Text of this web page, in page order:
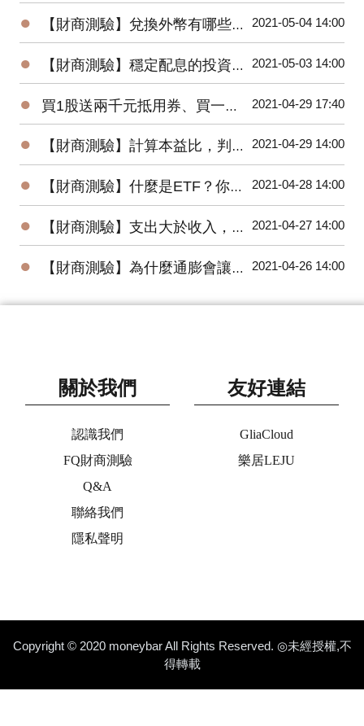
● 【財商測驗】兌換外幣有哪些管道？ 2021-05-04 14:00
● 【財商測驗】穩定配息的投資商品，有哪些選擇？ 2021-05-03 14:00
● 買1股送兩千元抵用券、買一張送超Q工具組，好想要股東會紀念品，怎樣才能得到？ 2021-04-29 17:40
● 【財商測驗】計算本益比，判斷股價是貴還是便宜？ 2021-04-29 14:00
● 【財商測驗】什麼是ETF？你知道ETF也可以用零股申購嗎？ 2021-04-28 14:00
● 【財商測驗】支出大於收入，會出現什麼情況？ 2021-04-27 14:00
● 【財商測驗】為什麼通膨會讓錢變薄？你了解通貨膨脹嗎？ 2021-04-26 14:00
關於我們
認識我們
FQ財商測驗
Q&A
聯絡我們
隱私聲明
友好連結
GliaCloud
樂居LEJU
Copyright © 2020 moneybar All Rights Reserved. ◎未經授權,不
得轉載